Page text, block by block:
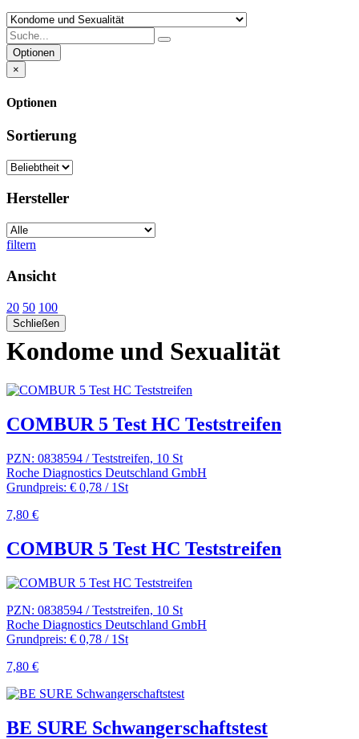
Optionen
×
Optionen
Sortierung
Hersteller
filtern
Ansicht
20 50 100
Schließen
Kondome und Sexualität
COMBUR 5 Test HC Teststreifen
PZN: 0838594 / Teststreifen, 10 St
Roche Diagnostics Deutschland GmbH
Grundpreis: € 0,78 / 1St
7,80 €
COMBUR 5 Test HC Teststreifen
PZN: 0838594 / Teststreifen, 10 St
Roche Diagnostics Deutschland GmbH
Grundpreis: € 0,78 / 1St
7,80 €
BE SURE Schwangerschaftstest